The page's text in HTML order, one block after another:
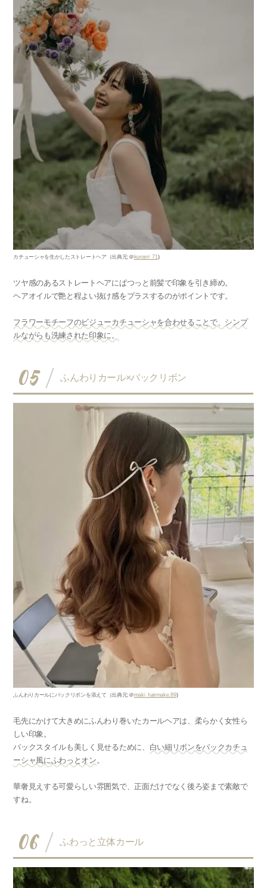
カチューシャを生かしたストレートヘア （出典元: ＠ kuroeri_71）
ツヤ感のあるストレートヘアにぱつっと前髪で印象を引き締め。
ヘアオイルで艶と程よい抜け感をプラスするのがポイントです。
フラワーモチーフのビジューカチューシャを合わせることで、シンプ
ルながらも洗練された印象に。
05 ふんわりカール×バックリボン
ふんわりカールにバックリボンを添えて （出典元: ＠maki_hairmake.89）
毛先にかけて大きめにふんわり巻いたカールヘアは、柔らかく女性ら
しい印象。
バックスタイルも美しく見せるために、 白い細リボンをバックカチュ
ーシャ風にふわっとオン 。
華奢見えする可愛らしい雰囲気で、正面だけでなく後ろ姿まで素敵で
すね。
06 ふわっと立体カール